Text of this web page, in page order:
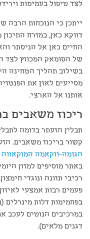
לצד טיפול בעמימות
ייתכן כי הנוכחות הרבה
דווקא כאן, במזרח התיכון
החיים כאן אל הניסתר
של הסומאק המכווץ לצד
בשילוב תהליך הטחינה
מסייעים לאזן את
אותנו אל הארצי.
ריכוז משאבים
תבלין הזעתר בדומה
קשור בריכוז משאבים.
הגומה-ווקאמה המוקאווה
באתר מוסיפים למזון
רכיבי תזונה ונוגדי
פעמים רבות אמצעי
בפחמימות דלות מינרלים
במרכיבים הנוטים לעכב
דגנים מלאים).